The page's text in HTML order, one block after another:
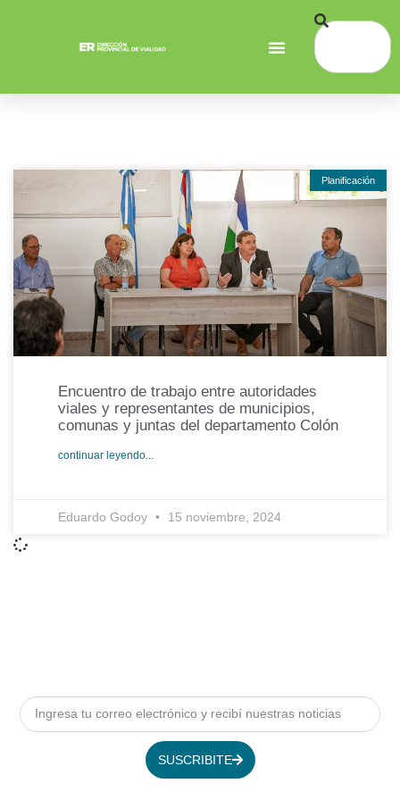
Planificación
Encuentro de trabajo entre autoridades
viales y representantes de municipios,
comunas y juntas del departamento Colón
continuar leyendo...
Eduardo Godoy 15 noviembre, 2024
SUSCRIBITE